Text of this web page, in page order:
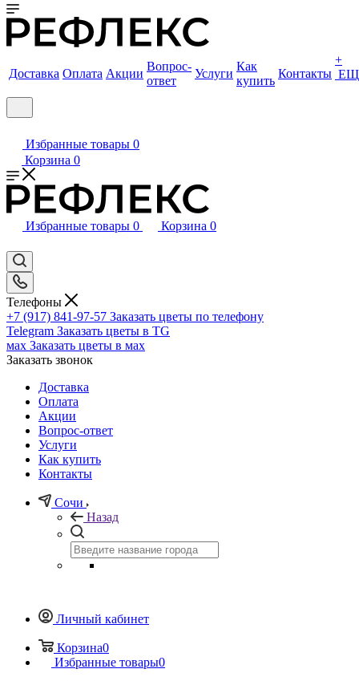
Доставка Оплата Акции
Вопрос-
ответ
Услуги
Как
купить
Контакты
+
Избранные товары 0
Корзина 0
Избранные товары 0 Корзина 0
Телефоны
+7 (917) 841-97-57 Заказать цветы по телефону
Telegram Заказать цветы в TG
мах Заказать цветы в мах
Заказать звонок
Доставка
Оплата
Акции
Вопрос-ответ
Услуги
Как купить
Контакты
Сочи
Назад
Личный кабинет
Корзина0
Избранные товары0